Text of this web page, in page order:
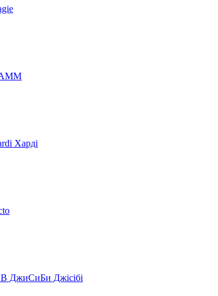
Харді
ДжиСиБи Джісібі